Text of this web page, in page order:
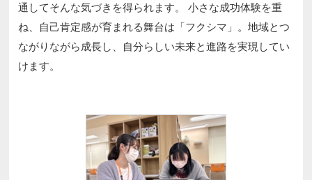
通してそんな気づきを得られます。 小さな成功体験を重
ね、自己肯定感が育まれる舞台は「フクシマ」。地域とつ
ながりながら成長し、自分らしい未来と進路を実現してい
けます。